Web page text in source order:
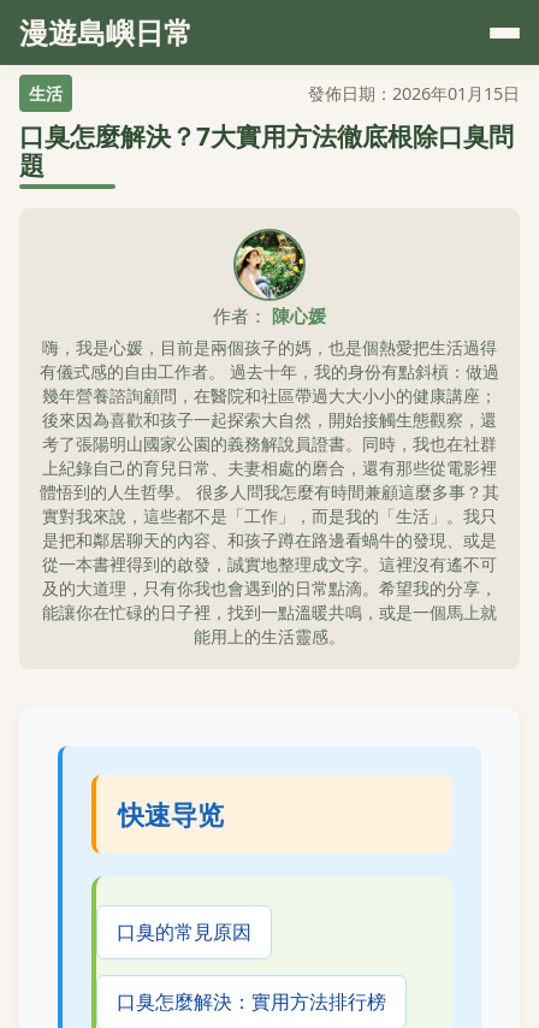
漫遊島嶼日常
生活 發佈日期：2026年01月15日
口臭怎麼解決？7大實用方法徹底根除口臭問
題
作者： 陳心媛
嗨，我是心媛，目前是兩個孩子的媽，也是個熱愛把生活過得
有儀式感的自由工作者。 過去十年，我的身份有點斜槓：做過
幾年營養諮詢顧問，在醫院和社區帶過大大小小的健康講座；
後來因為喜歡和孩子一起探索大自然，開始接觸生態觀察，還
考了張陽明山國家公園的義務解說員證書。同時，我也在社群
上紀錄自己的育兒日常、夫妻相處的磨合，還有那些從電影裡
體悟到的人生哲學。 很多人問我怎麼有時間兼顧這麼多事？其
實對我來說，這些都不是「工作」，而是我的「生活」。我只
是把和鄰居聊天的內容、和孩子蹲在路邊看蝸牛的發現、或是
從一本書裡得到的啟發，誠實地整理成文字。這裡沒有遙不可
及的大道理，只有你我也會遇到的日常點滴。希望我的分享，
能讓你在忙碌的日子裡，找到一點溫暖共鳴，或是一個馬上就
能用上的生活靈感。
快速导览
口臭的常見原因
口臭怎麼解決：實用方法排行榜